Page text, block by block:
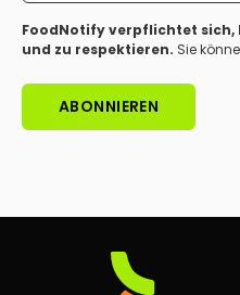
FoodNotify verpflichtet sich,
und zu respektieren. Sie